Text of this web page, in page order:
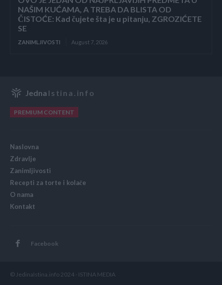
NAŠIM KUĆAMA, A TREBA DA BLISTA OD
ČISTOĆE: Kad čujete šta je u pitanju, ZGROZIĆETE
SE
ZANIMLJIVOSTI August 7, 2026
Jedna Istina.info
PREMIUM CONTENT
Naslovna
Zdravlje
Zanimljivosti
Recepti za torte i kolače
O nama
Kontakt
Facebook
© JedinaIstina.info 2024 - ISTINA MEDIA